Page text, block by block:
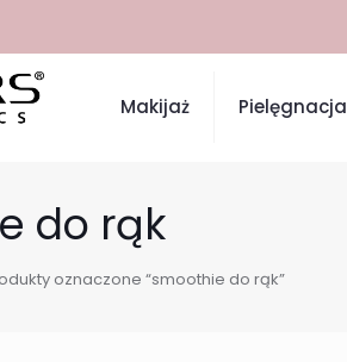
Makijaż Pielęgnacja
do rąk
oznaczone “smoothie do rąk”